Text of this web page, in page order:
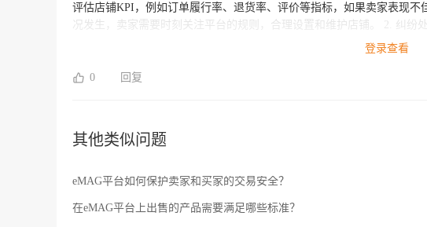
评估店铺KPI，例如订单履行率、退货率、评价等指标，如果卖家表现
况发生，卖家需要时刻关注平台的规则，合理设置和维护店铺。 2. 纠纷处理：eMAG会在平台上提供纠纷处理机制，卖家需要及时
关注平台消息并配合处理，避免扩大纠纷。如果纠纷无法协商解决，平台会介入处理
遵守平台的规则，严格遵守交易流程，不进行虚假交易或变相圆规避规则。 如果您在平台使用过程中遇到以上问题，可以提交
登录查看
0 回复
其他类似问题
eMAG平台如何保护卖家和买家的交易安全？
在eMAG平台上出售的产品需要满足哪些标准？